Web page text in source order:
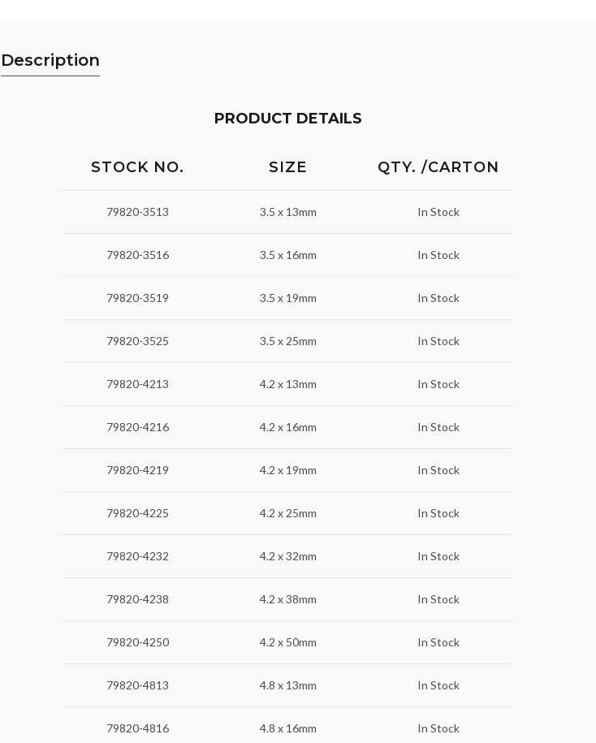
Description
PRODUCT DETAILS
STOCK NO. SIZE QTY. /CARTON
79820-3513 3.5 x 13mm In Stock
79820-3516 3.5 x 16mm In Stock
79820-3519 3.5 x 19mm In Stock
79820-3525 3.5 x 25mm In Stock
79820-4213 4.2 x 13mm In Stock
79820-4216 4.2 x 16mm In Stock
79820-4219 4.2 x 19mm In Stock
79820-4225 4.2 x 25mm In Stock
79820-4232 4.2 x 32mm In Stock
79820-4238 4.2 x 38mm In Stock
79820-4250 4.2 x 50mm In Stock
79820-4813 4.8 x 13mm In Stock
79820-4816 4.8 x 16mm In Stock